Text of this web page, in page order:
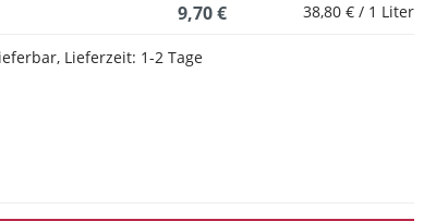
9,70 € 38,80 € / 1 Liter
Lieferzeit: 1-2 Tage